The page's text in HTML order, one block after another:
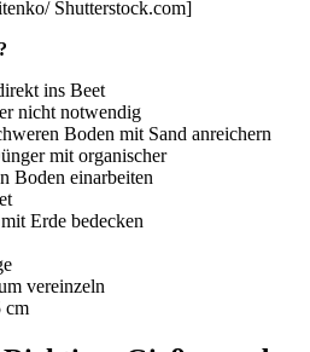
Shutterstock.com]
ins Beet
nicht notwendig
Boden mit Sand anreichern
mit organischer
Boden einarbeiten
Erde bedecken
vereinzeln
cm